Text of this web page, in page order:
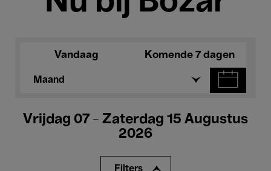
Vandaag Komende 7 dagen
Maand
Vrijdag 07 - Zaterdag 15 Augustus
2026
Filters